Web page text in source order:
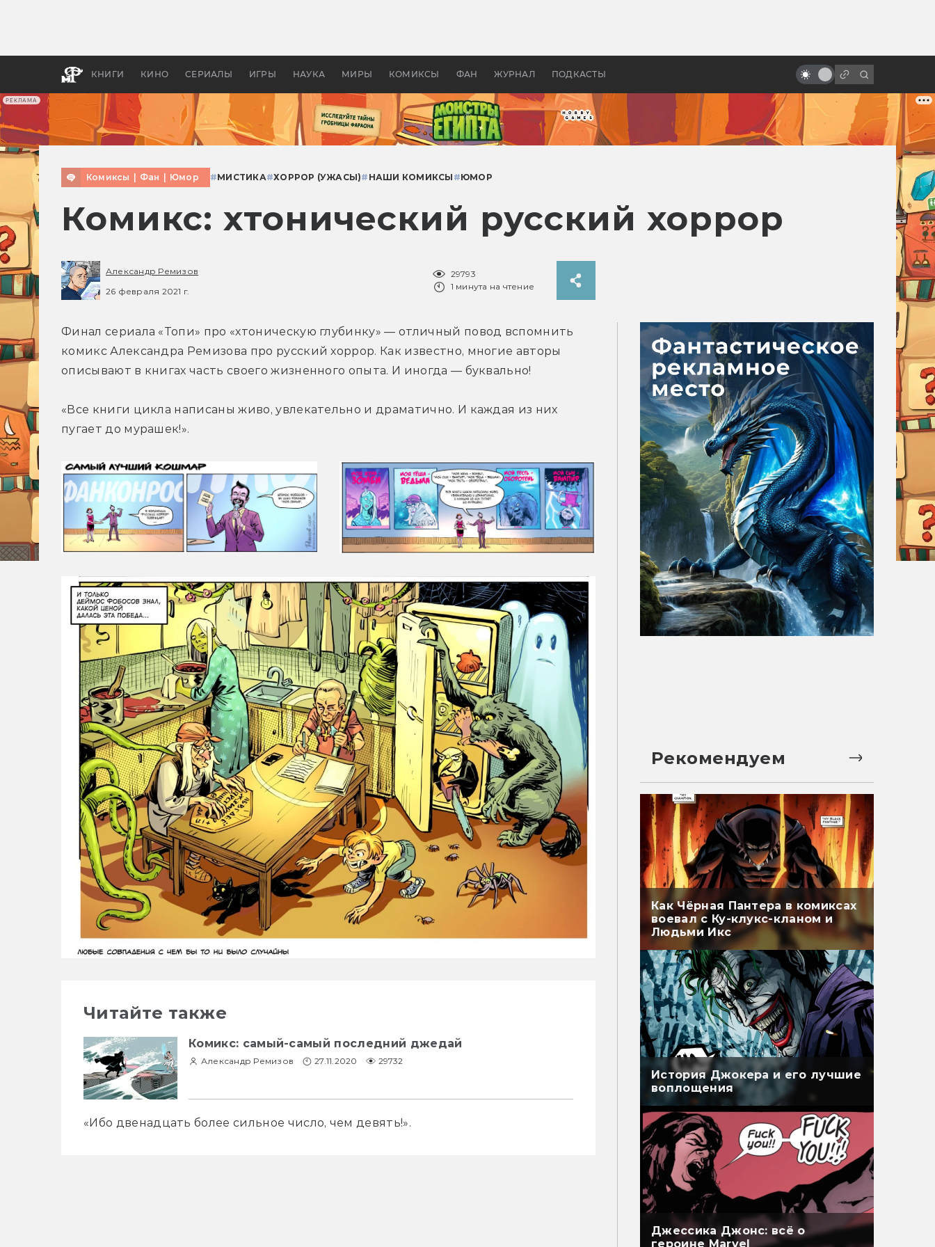
РЕКЛАМА
КНИГИ КИНО СЕРИАЛЫ ИГРЫ НАУКА МИРЫ КОМИКСЫ ФАН ЖУРНАЛ ПОДКАСТЫ
апокалипсис, в России —
бы «Властелина колец»
кино
Комиксы Фан Юмор #МИСТИКА#ХОРРОР (УЖАСЫ)# НАШИ КОМИКСЫ #ЮМОР
Комикс: хтонический русский хоррор
Александр Ремизов
26 февраля 2021 г.
29793
1 минута на чтение
Финал сериала «Топи» про «хтоническую глубинку» — отличный повод вспомнить
комикс Александра Ремизова про русский хоррор. Как известно, многие авторы
описывают в книгах часть своего жизненного опыта. И иногда — буквально!
«Все книги цикла написаны живо, увлекательно и драматично. И каждая из них
пугает до мурашек!».
Читайте также
Комикс: самый-самый последний джедай
Александр Ремизов 27.11.2020 29732
«Ибо двенадцать более сильное число, чем девять!».
Рекомендуем
Как Чёрная Пантера в комиксах
воевал с Ку-клукс-кланом и
Людьми Икс
История Джокера и его лучшие
воплощения
Джессика Джонс: всё о
героине Marvel